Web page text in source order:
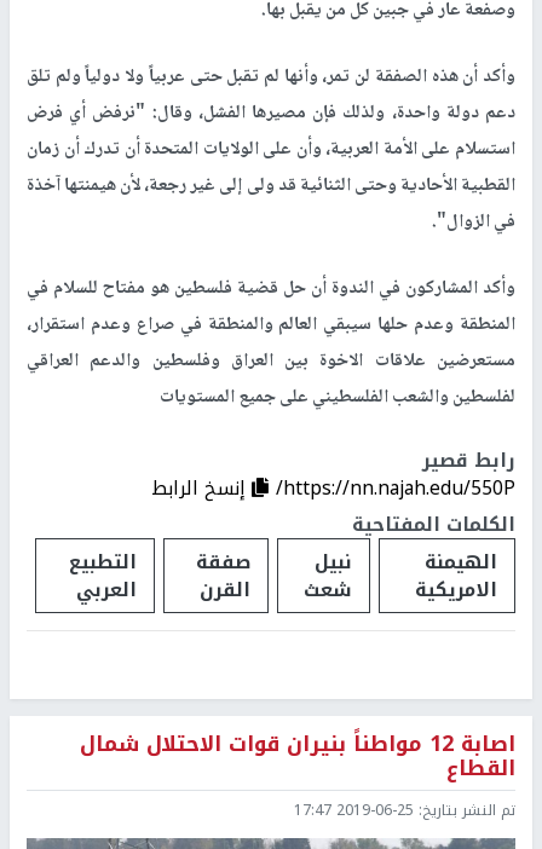
وصفعة عار في جبين كل من يقبل بها.
وأكد أن هذه الصفقة لن تمر، وأنها لم تقبل حتى عربياً ولا دولياً ولم تلق
دعم دولة واحدة، ولذلك فإن مصيرها الفشل، وقال: "نرفض أي فرض
استسلام على الأمة العربية، وأن على الولايات المتحدة أن تدرك أن زمان
القطبية الأحادية وحتى الثنائية قد ولى إلى غير رجعة، لأن هيمنتها آخذة
في الزوال".
وأكد المشاركون في الندوة أن حل قضية فلسطين هو مفتاح للسلام في
المنطقة وعدم حلها سيبقي العالم والمنطقة في صراع وعدم استقرار،
مستعرضين علاقات الاخوة بين العراق وفلسطين والدعم العراقي
لفلسطين والشعب الفلسطيني على جميع المستويات
رابط قصير
https://nn.najah.edu/550P/
إنسخ الرابط
الكلمات المفتاحية
الهيمنة
الامريكية
نبيل
شعث
صفقة
القرن
التطبيع
العربي
اصابة 12 مواطناً بنيران قوات الاحتلال شمال
القطاع
تم النشر بتاريخ: 2019-06-25 17:47